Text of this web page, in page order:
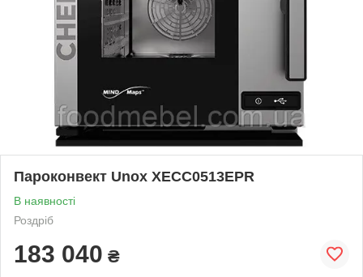
Пароконвект Unox XECC0513EPR
В наявності
Роздріб
183 040 ₴